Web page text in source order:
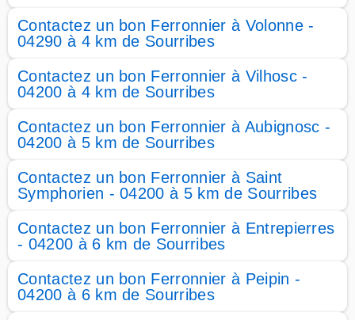
Contactez un bon Ferronnier à Volonne -
04290 à 4 km de Sourribes
Contactez un bon Ferronnier à Vilhosc -
04200 à 4 km de Sourribes
Contactez un bon Ferronnier à Aubignosc -
04200 à 5 km de Sourribes
Contactez un bon Ferronnier à Saint
Symphorien - 04200 à 5 km de Sourribes
Contactez un bon Ferronnier à Entrepierres
- 04200 à 6 km de Sourribes
Contactez un bon Ferronnier à Peipin -
04200 à 6 km de Sourribes